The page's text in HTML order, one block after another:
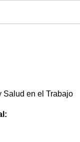
Salud en el Trabajo